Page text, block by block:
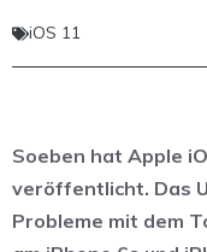
iOS 11
Soeben hat Apple
veröffentlicht. Das
Probleme mit dem